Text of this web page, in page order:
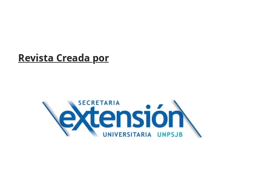
Revista Creada por